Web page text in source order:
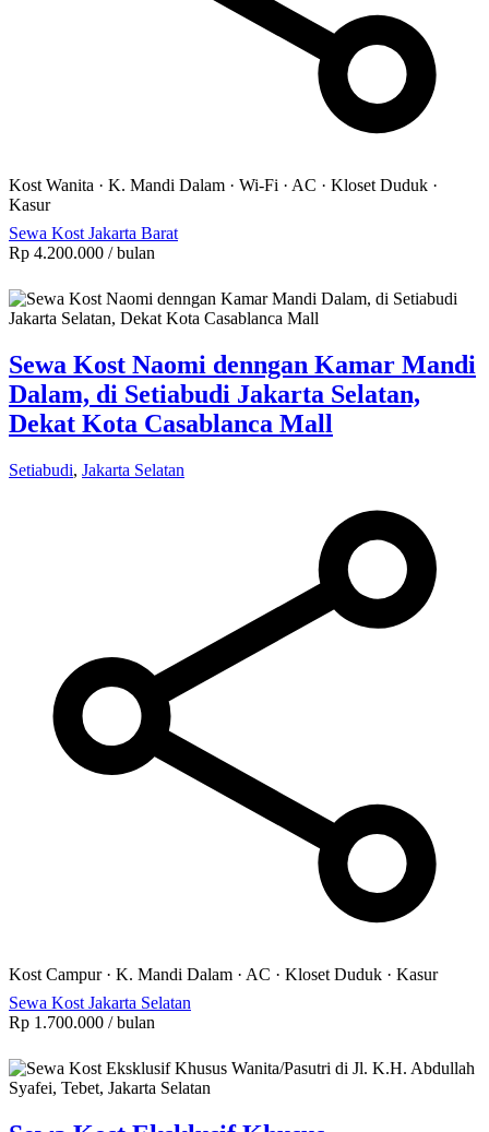
Kost Wanita · K. Mandi Dalam · Wi-Fi · AC · Kloset Duduk ·
Kasur
Sewa Kost Jakarta Barat
Rp 4.200.000 / bulan
Sewa Kost Naomi denngan Kamar Mandi
Dalam, di Setiabudi Jakarta Selatan,
Dekat Kota Casablanca Mall
Setiabudi, Jakarta Selatan
Kost Campur· K. Mandi Dalam · AC · Kloset Duduk · Kasur
Sewa Kost Jakarta Selatan
Rp 1.700.000 / bulan